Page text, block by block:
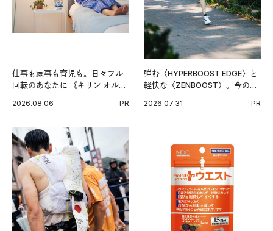
仕事も家事も育児も。日々フル
回転のあなたに 《キリン オルニ
2026.08.06 PR
弾む〈HYPERBOOST EDGE〉と
軽快な〈ZENBOOST〉。今の時
出した新機軸。
2026.07.31 PR